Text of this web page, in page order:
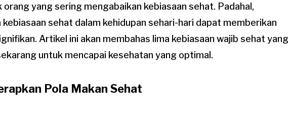
yang sering mengabaikan kebiasaan sehat. Padahal,
sehat dalam kehidupan sehari-hari dapat memberikan
Artikel ini akan membahas lima kebiasaan wajib sehat yang
untuk mencapai kesehatan yang optimal.
Pola Makan Sehat